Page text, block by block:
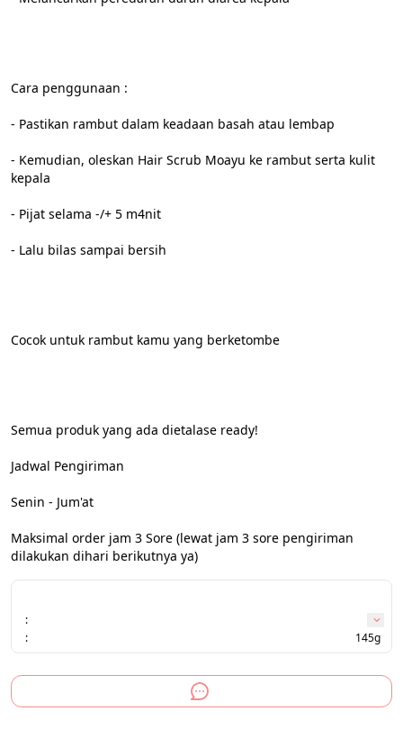
Cara penggunaan :
- Pastikan rambut dalam keadaan basah atau lembap
- Kemudian, oleskan Hair Scrub Moayu ke rambut serta kulit
kepala
- Pijat selama -/+ 5 m4nit
- Lalu bilas sampai bersih
Cocok untuk rambut kamu yang berketombe
Semua produk yang ada dietalase ready!
Jadwal Pengiriman
Senin - Jum'at
Maksimal order jam 3 Sore (lewat jam 3 sore pengiriman
dilakukan dihari berikutnya ya)
:
:
145g